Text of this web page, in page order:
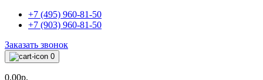
+7 (495) 960-81-50
+7 (903) 960-81-50
Заказать звонок
0
0.00р.